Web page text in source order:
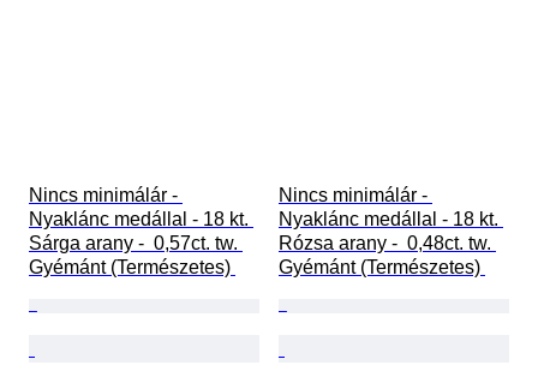
Nincs minimálár -
Nyaklánc medállal - 18 kt.
Sárga arany -  0,57ct. tw.
Gyémánt (Természetes)
Nincs minimálár -
Nyaklánc medállal - 18 kt.
Rózsa arany -  0,48ct. tw.
Gyémánt (Természetes)